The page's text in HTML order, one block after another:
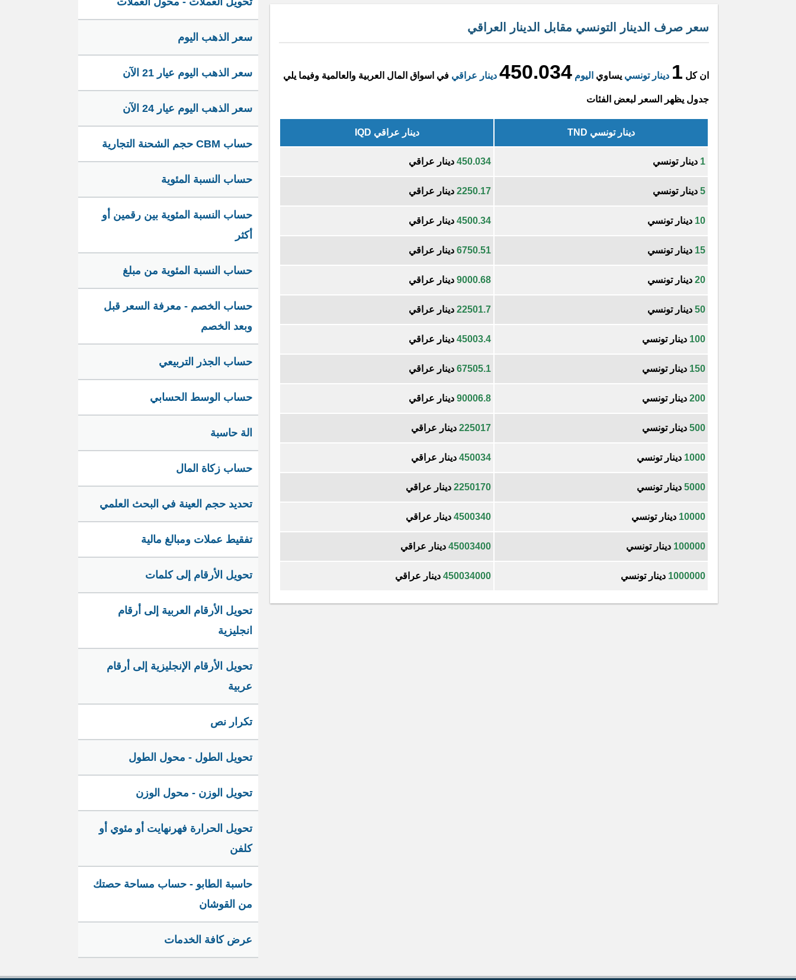
سعر صرف الدينار التونسي مقابل الدينار العراقي
ان كل 1 دينار تونسي يساوي اليوم 450.034 دينار عراقي في اسواق المال العربية والعالمية وفيما يلي
جدول يظهر السعر لبعض الفئات
دينار تونسي TND دينار عراقي IQD
1 دينار تونسي 450.034 دينار عراقي
5 دينار تونسي 2250.17 دينار عراقي
10 دينار تونسي 4500.34 دينار عراقي
15 دينار تونسي 6750.51 دينار عراقي
20 دينار تونسي 9000.68 دينار عراقي
50 دينار تونسي 22501.7 دينار عراقي
100 دينار تونسي 45003.4 دينار عراقي
150 دينار تونسي 67505.1 دينار عراقي
200 دينار تونسي 90006.8 دينار عراقي
500 دينار تونسي 225017 دينار عراقي
1000 دينار تونسي 450034 دينار عراقي
5000 دينار تونسي 2250170 دينار عراقي
10000 دينار تونسي 4500340 دينار عراقي
100000 دينار تونسي 45003400 دينار عراقي
1000000 دينار تونسي 450034000 دينار عراقي
سعر الذهب اليوم
سعر الذهب اليوم عيار 21 الآن
سعر الذهب اليوم عيار 24 الآن
حساب CBM حجم الشحنة التجارية
حساب النسبة المئوية
حساب النسبة المئوية بين رقمين أو
أكثر
حساب النسبة المئوية من مبلغ
حساب الخصم - معرفة السعر قبل
وبعد الخصم
حساب الجذر التربيعي
حساب الوسط الحسابي
الة حاسبة
حساب زكاة المال
تحديد حجم العينة في البحث العلمي
تفقيط عملات ومبالغ مالية
تحويل الأرقام إلى كلمات
تحويل الأرقام العربية إلى أرقام
انجليزية
تحويل الأرقام الإنجليزية إلى أرقام
عربية
تكرار نص
تحويل الطول - محول الطول
تحويل الوزن - محول الوزن
تحويل الحرارة فهرنهايت أو مئوي أو
كلفن
حاسبة الطابو - حساب مساحة حصتك
من القوشان
عرض كافة الخدمات